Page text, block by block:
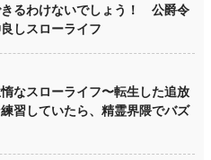
るわけないでしょう！ 公爵令
しスローライフ
なスローライフ〜転生した追放
習していたら、精霊界隈でバズ